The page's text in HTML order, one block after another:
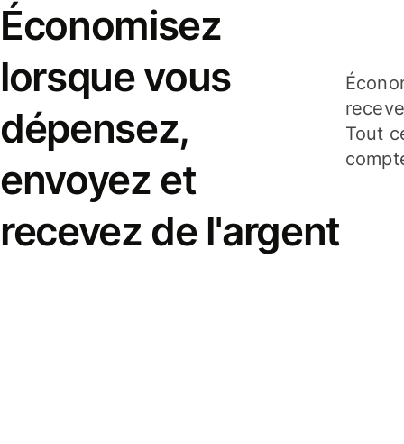
Économisez
lorsque vous
dépensez,
envoyez et
recevez de l'argent
Tout